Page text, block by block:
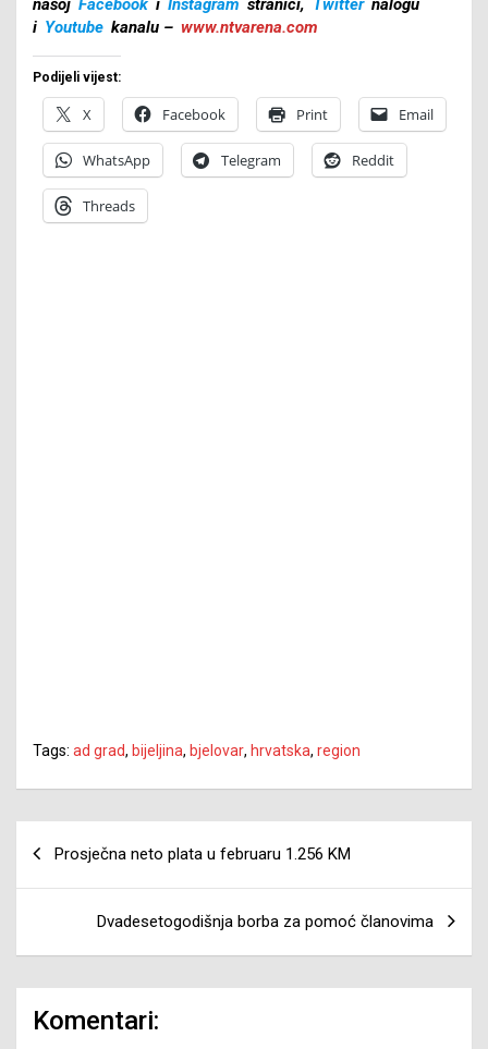
našoj Facebook i Instagram stranici, Twitter nalogu
i Youtube kanalu – www.ntvarena.com
Podijeli vijest:
X Facebook Print Email
WhatsApp Telegram Reddit
Threads
Tags: ad grad, bijeljina, bjelovar, hrvatska, region
članaka
Prosječna neto plata u februaru 1.256 KM
Dvadesetogodišnja borba za pomoć članovima
Komentari: